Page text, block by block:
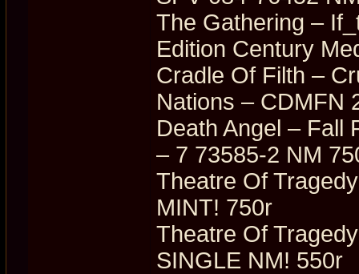
The Gathering ‎–
Edition Century
Cradle Of Filth ‎–
Nations ‎– CDMFN
Death Angel ‎– Fall
‎– 7 73585-2 NM
Theatre Of
MINT! 750r
Theatre Of
SINGLE NM! 550r